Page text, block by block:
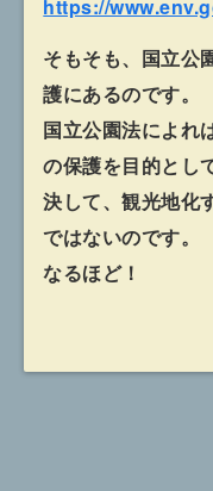
https://
そもそも、国立公
護にあるのです。
国立公園法によれ
の保護を目的とし
決して、観光地化
ではないのです。
なるほど！